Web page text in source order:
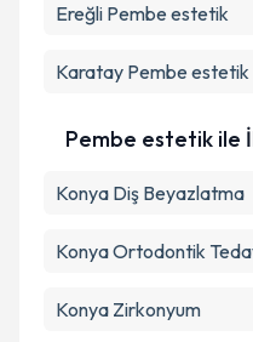
Takvim
Ereğli Pembe estetik
Karatay Pembe estetik
Pembe estetik ile
Konya Diş Beyazlatma
Konya Ortodontik
Konya Zirkonyum